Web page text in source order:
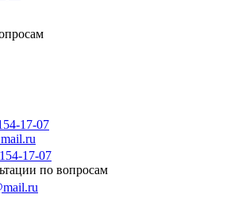
17-07
17-07
по вопросам